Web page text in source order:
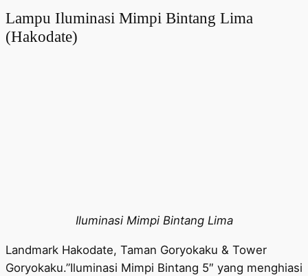
Lampu Iluminasi Mimpi Bintang Lima
(Hakodate)
Iluminasi Mimpi Bintang Lima
Landmark Hakodate, Taman Goryokaku & Tower
Goryokaku.”Iluminasi Mimpi Bintang 5″ yang menghiasi